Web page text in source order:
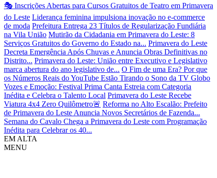
🎭 Inscrições Abertas para Cursos Gratuitos de Teatro em Primavera
do Leste Liderança feminina impulsiona inovação no e-commerce
de moda Prefeitura Entrega 23 Títulos de Regularização Fundiária
na Vila União Mutirão da Cidadania em Primavera do Leste: 8
Serviços Gratuitos do Governo do Estado na... Primavera do Leste
Decreta Emergência Após Chuvas e Anuncia Obras Definitivas no
Distrito... Primavera do Leste: União entre Executivo e Legislativo
marca abertura do ano legislativo de... O Fim de uma Era? Por que
os Números Reais do YouTube Estão Tirando o Sono da TV Globo
Vozes e Emoção: Festival Prima Canta Estreia com Categoria
Inédita e Celebra o Talento Local Primavera do Leste Recebe
Viatura 4x4 Zero Quilômetro🚨 Reforma no Alto Escalão: Prefeito
de Primavera do Leste Anuncia Novos Secretários de Fazenda...
Semana do Cavalo Chega a Primavera do Leste com Programação
Inédita para Celebrar os 40...
EM ALTA
MENU